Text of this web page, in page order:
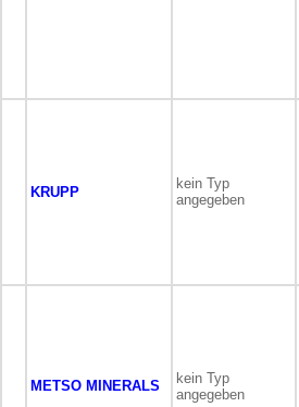
KRUPP
kein Typ
angegeben
METSO MINERALS
kein Typ
angegeben